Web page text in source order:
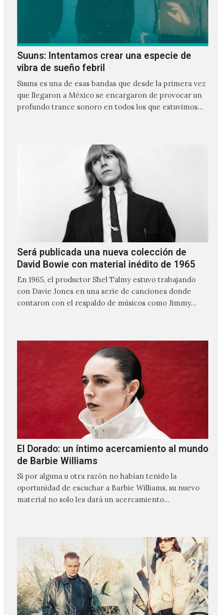
Suuns: Intentamos crear una especie de
vibra de sueño febril
Suuns es una de esas bandas que desde la primera vez
que llegaron a México se encargaron de provocar un
profundo trance sonoro en todos los que estuvimos
Será publicada una nueva colección de
David Bowie con material inédito de 1965
En 1965, el productor Shel Talmy estuvo trabajando
con Davie Jones en una serie de canciones donde
contaron con el respaldo de músicos como Jimmy…
El Dorado: un íntimo acercamiento al mundo
de Barbie Williams
Si por alguna u otra razón no habían tenido la
oportunidad de escuchar a Barbie Williams, su nuevo
material no solo les dará un acercamiento…